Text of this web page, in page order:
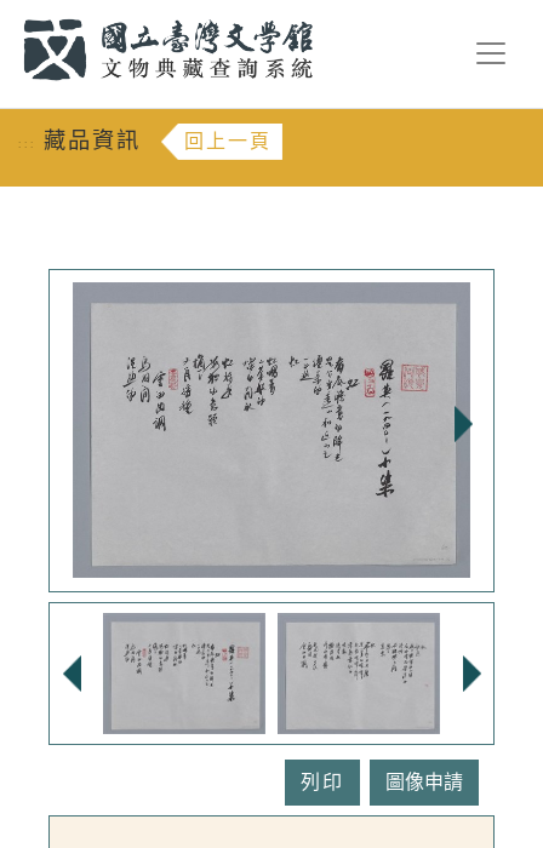
::: 藏品資訊 回上一頁
列印